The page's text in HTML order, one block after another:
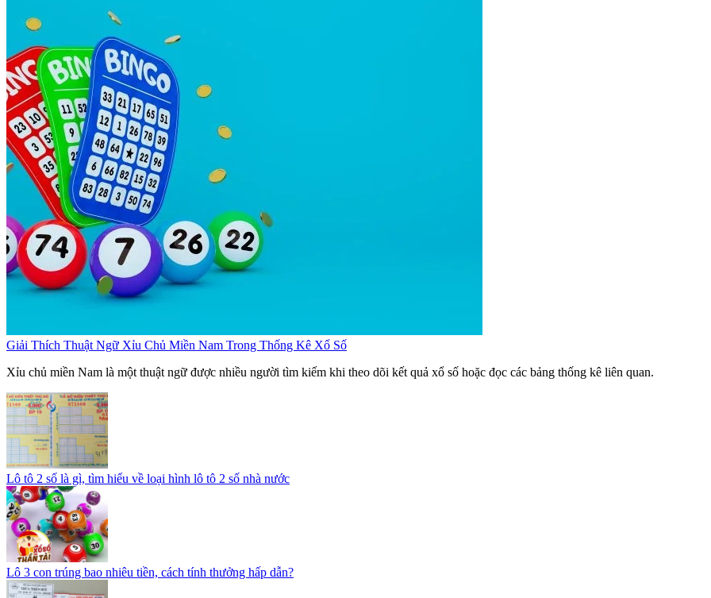
Giải Thích Thuật Ngữ Xỉu Chủ Miền Nam Trong Thống Kê Xổ Số
Xỉu chủ miền Nam là một thuật ngữ được nhiều người tìm kiếm khi theo dõi kết quả xổ số hoặc đọc các bảng thống kê liên quan.
Lô tô 2 số là gì, tìm hiểu về loại hình lô tô 2 số nhà nước
Lô 3 con trúng bao nhiêu tiền, cách tính thưởng hấp dẫn?